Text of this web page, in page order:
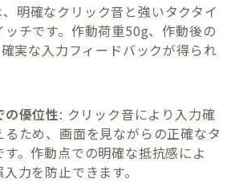
明確なクリック音と強いタクタイ
チです。作動荷重50g、作動後の
実な入力フィードバックが得られ
の優位性: クリック音により入力確
ため、画面を見ながらの正確なタ
。作動点での明確な抵抗感によ
力を防止できます。